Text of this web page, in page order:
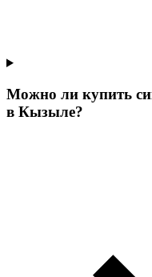
Можно ли купить
в Кызыле?